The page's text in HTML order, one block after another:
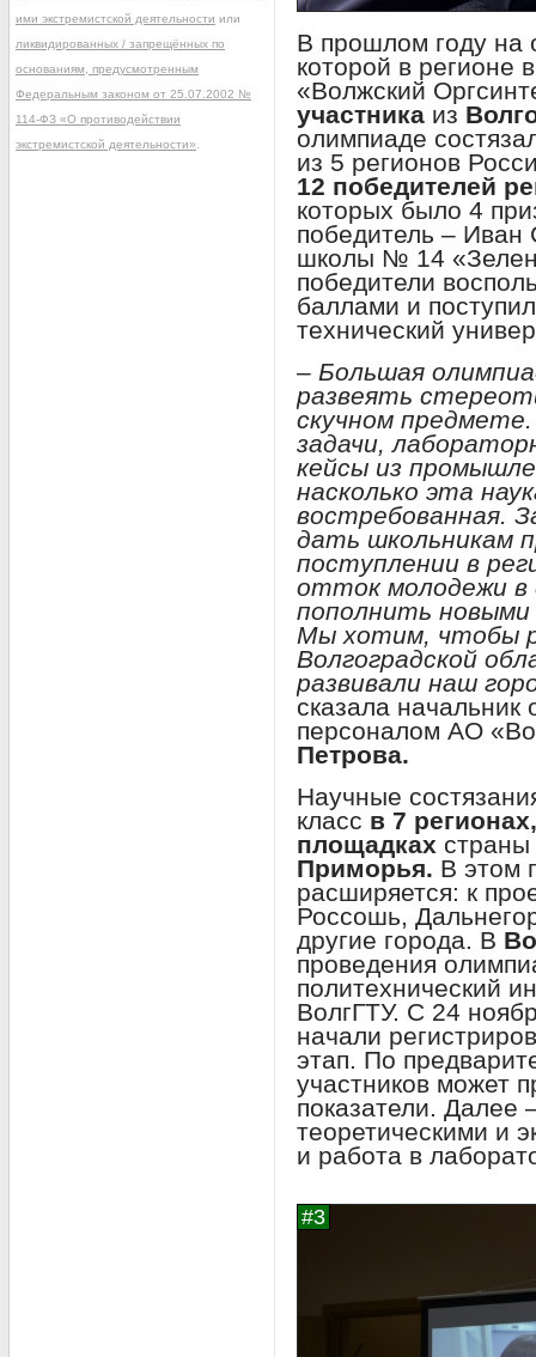
В прошлом году на
которой в регионе
«Волжский
участника из
олимпиаде
из 5 регионов
12 победителей
которых было 4
победитель – Иван
школы № 14
победители
баллами и
технический
– Большая
развеять
скучном
задачи,
кейсы из
насколько эта
востребованная.
дать школьникам
поступлении в
отток молодежи
пополнить
Мы хотим, чтобы
Волгоградской
развивали наш
сказала начальник
персоналом АО
Петрова.
Научные
класс в 7
площадках страны
Приморья. В этом
расширяется: к
Россошь,
другие города. В
проведения
политехнический
ВолгГТУ. С 24
начали
этап. По
участников может
показатели. Далее
теоретическими и
и работа в
ими экстремистской деятельности или
ликвидированных / запрещённых по
основаниям, предусмотренным
Федеральным законом от 25.07.2002 №
114-ФЗ «О противодействии
экстремистской деятельности»